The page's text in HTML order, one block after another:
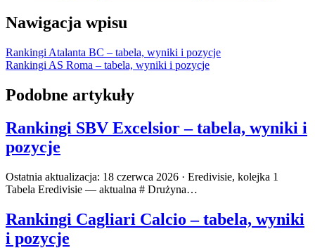
Nawigacja wpisu
Rankingi Atalanta BC – tabela, wyniki i pozycje
Rankingi AS Roma – tabela, wyniki i pozycje
Podobne artykuły
Rankingi SBV Excelsior – tabela, wyniki i
pozycje
Ostatnia aktualizacja: 18 czerwca 2026 · Eredivisie, kolejka 1
Tabela Eredivisie — aktualna # Drużyna…
Rankingi Cagliari Calcio – tabela, wyniki
i pozycje